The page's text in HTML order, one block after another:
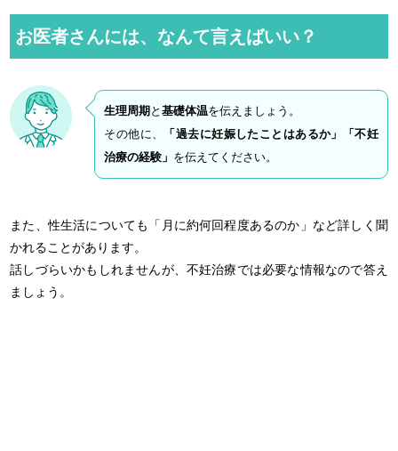
お医者さんには、なんて言えばいい？
生理周期と基礎体温を伝えましょう。
その他に、
「過去に妊娠したことはあるか」「不妊
治療の経験」 を伝えてください。
また、性生活についても「月に約何回程度あるのか」など詳しく聞
かれることがあります。
話しづらいかもしれませんが、不妊治療では必要な情報なので答え
ましょう。